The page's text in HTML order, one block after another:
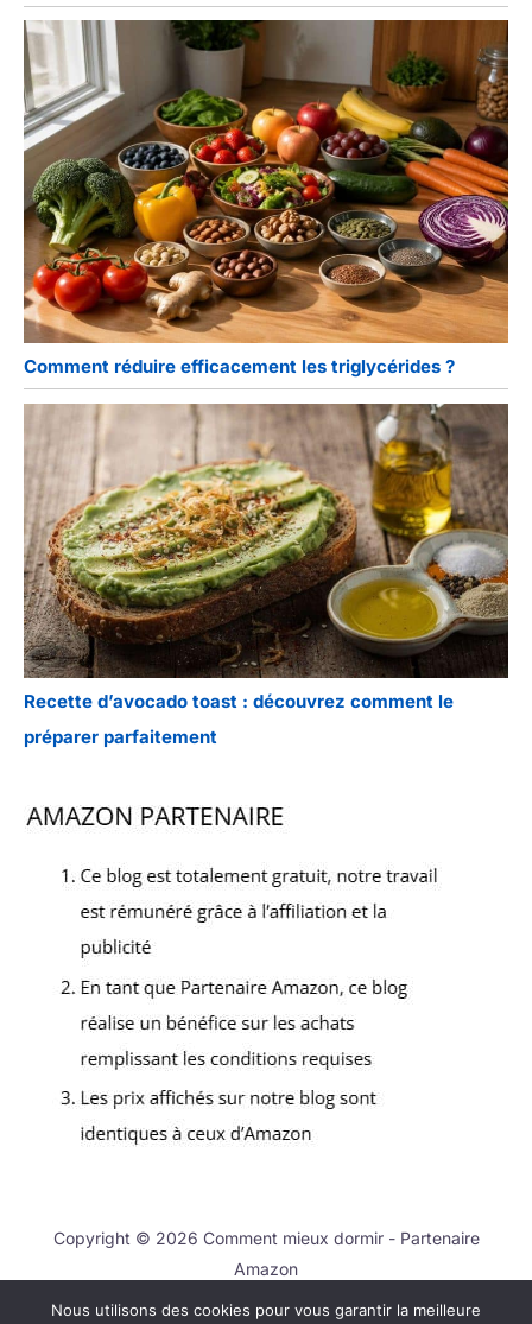
Comment réduire efficacement les triglycérides ?
Recette d’avocado toast : découvrez comment le
préparer parfaitement
Copyright © 2026 Comment mieux dormir - Partenaire
Amazon
Contact
Nous utilisons des cookies pour vous garantir la meilleure